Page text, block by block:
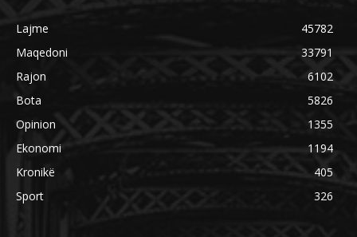
Lajme
45782
Maqedoni
33791
Rajon
6102
Bota
5826
Opinion
1355
Ekonomi
1194
Kronikë
405
Sport
326